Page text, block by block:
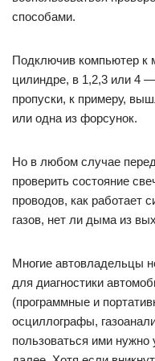
способами.
Подключив компьютер к
цилиндре, в 1,2,3 или 4
пропуски, к примеру,
или одна из форсунок.
Но в любом случае
проверить состояние
проводов, как работает
газов, нет ли дыма из
Многие автовладельцы
для диагностики
(программные и
осциллографы,
пользоваться ими